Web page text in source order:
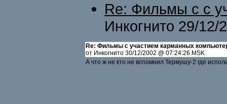
Re: Фильмы с с
Инкогнито 29/12/
Re: Фильмы с участием карманных
от Инкогнито 30/12/2002 @ 07:24:26 MSK
А что ж не кто не вспомнил Термушу-2 где